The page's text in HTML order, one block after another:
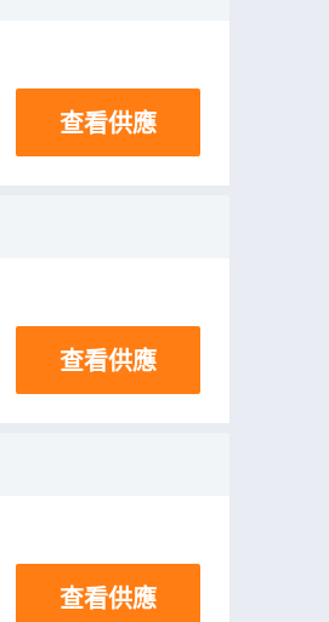
查看供應
查看供應
查看供應